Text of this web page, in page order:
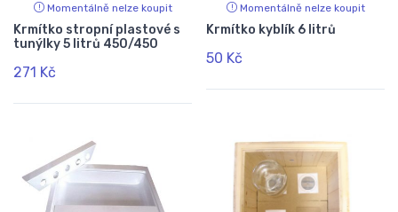
Momentálně nelze koupit
Krmítko stropní plastové s
tunýlky 5 litrů 450/450
271 Kč
Momentálně nelze koupit
Krmítko kyblík 6 litrů
50 Kč